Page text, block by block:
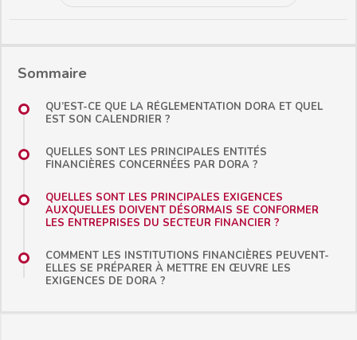
Sommaire
QU’EST-CE QUE LA RÉGLEMENTATION DORA ET QUEL
EST SON CALENDRIER ?
QUELLES SONT LES PRINCIPALES ENTITÉS
FINANCIÈRES CONCERNÉES PAR DORA ?
QUELLES SONT LES PRINCIPALES EXIGENCES
AUXQUELLES DOIVENT DÉSORMAIS SE CONFORMER
LES ENTREPRISES DU SECTEUR FINANCIER ?
COMMENT LES INSTITUTIONS FINANCIÈRES PEUVENT-
ELLES SE PRÉPARER À METTRE EN ŒUVRE LES
EXIGENCES DE DORA ?